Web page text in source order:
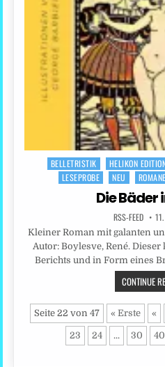
Posted
BELLETRISTIK HELIKON
LESEPROBE
NEU
Die Bäder
RSS-FEED
Kleiner Roman mit galanten
Autor: Boylesve, René.
Berichts und in Form eines
CONTINUE
Seite 22 von 47 « Erste «
23 24 ... 30 40